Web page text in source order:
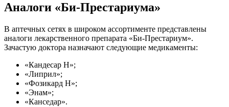
Аналоги «Би-Престариума»
В аптечных сетях в широком ассортименте представлены
аналоги лекарственного препарата «Би-Престариум».
Зачастую доктора назначают следующие медикаменты:
«Кандесар Н»;
«Липрил»;
«Фозикард Н»;
«Энам»;
«Канседар».